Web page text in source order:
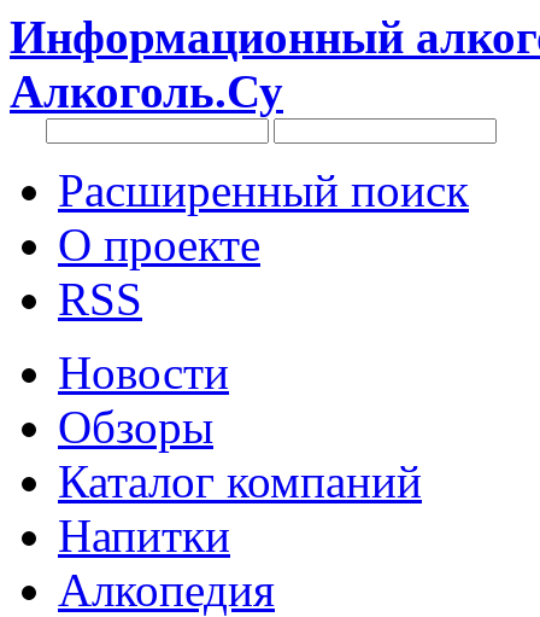
Информационный
Алкоголь.Су
Расширенный поиск
О проекте
RSS
Новости
Обзоры
Каталог компаний
Напитки
Алкопедия